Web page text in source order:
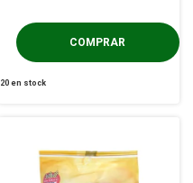
20 en stock